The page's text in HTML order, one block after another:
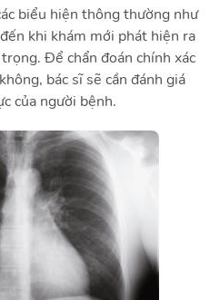
biểu hiện thông thường như
khi khám mới phát hiện ra
Để chẩn đoán chính xác
bác sĩ sẽ cần đánh giá
của người bệnh.